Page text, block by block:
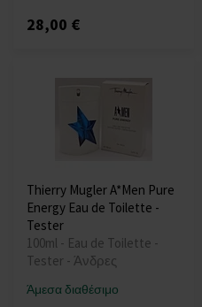
28,00 €
Thierry Mugler A*Men Pure
Energy Eau de Toilette -
Tester
100ml - Eau de Toilette -
Tester - Άνδρες
Άμεσα διαθέσιμο